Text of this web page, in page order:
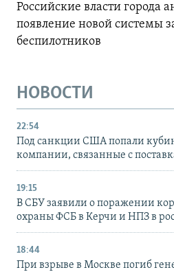
Российские власти города
появление новой системы
беспилотников
НОВОСТИ
22:54
Под санкции США попали
компании, связанные с
19:15
В СБУ заявили о поражении
охраны ФСБ в Керчи и НПЗ в
18:44
При взрыве в Москве погиб